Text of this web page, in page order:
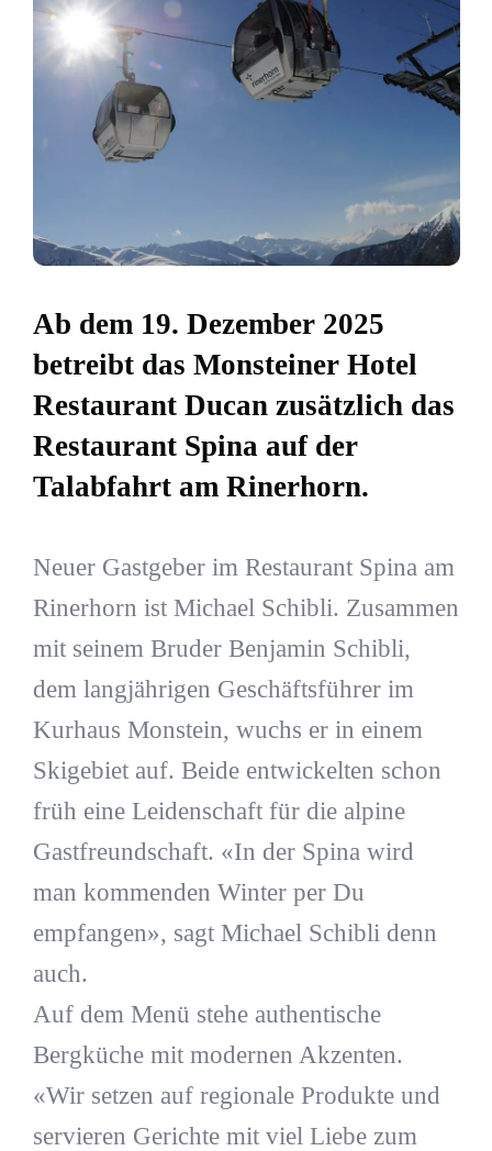
Ab dem 19. Dezember 2025
betreibt das Monsteiner Hotel
Restaurant Ducan zusätzlich das
Restaurant Spina auf der
Talabfahrt am Rinerhorn.
Neuer Gastgeber im Restaurant Spina am
Rinerhorn ist Michael Schibli. Zusammen
mit seinem Bruder Benjamin Schibli,
dem langjährigen Geschäftsführer im
Kurhaus Monstein, wuchs er in einem
Skigebiet auf. Beide entwickelten schon
früh eine Leidenschaft für die alpine
Gastfreundschaft. «In der Spina wird
man kommenden Winter per Du
empfangen», sagt Michael Schibli denn
auch.
Auf dem Menü stehe authentische
Bergküche mit modernen Akzenten.
«Wir setzen auf regionale Produkte und
servieren Gerichte mit viel Liebe zum